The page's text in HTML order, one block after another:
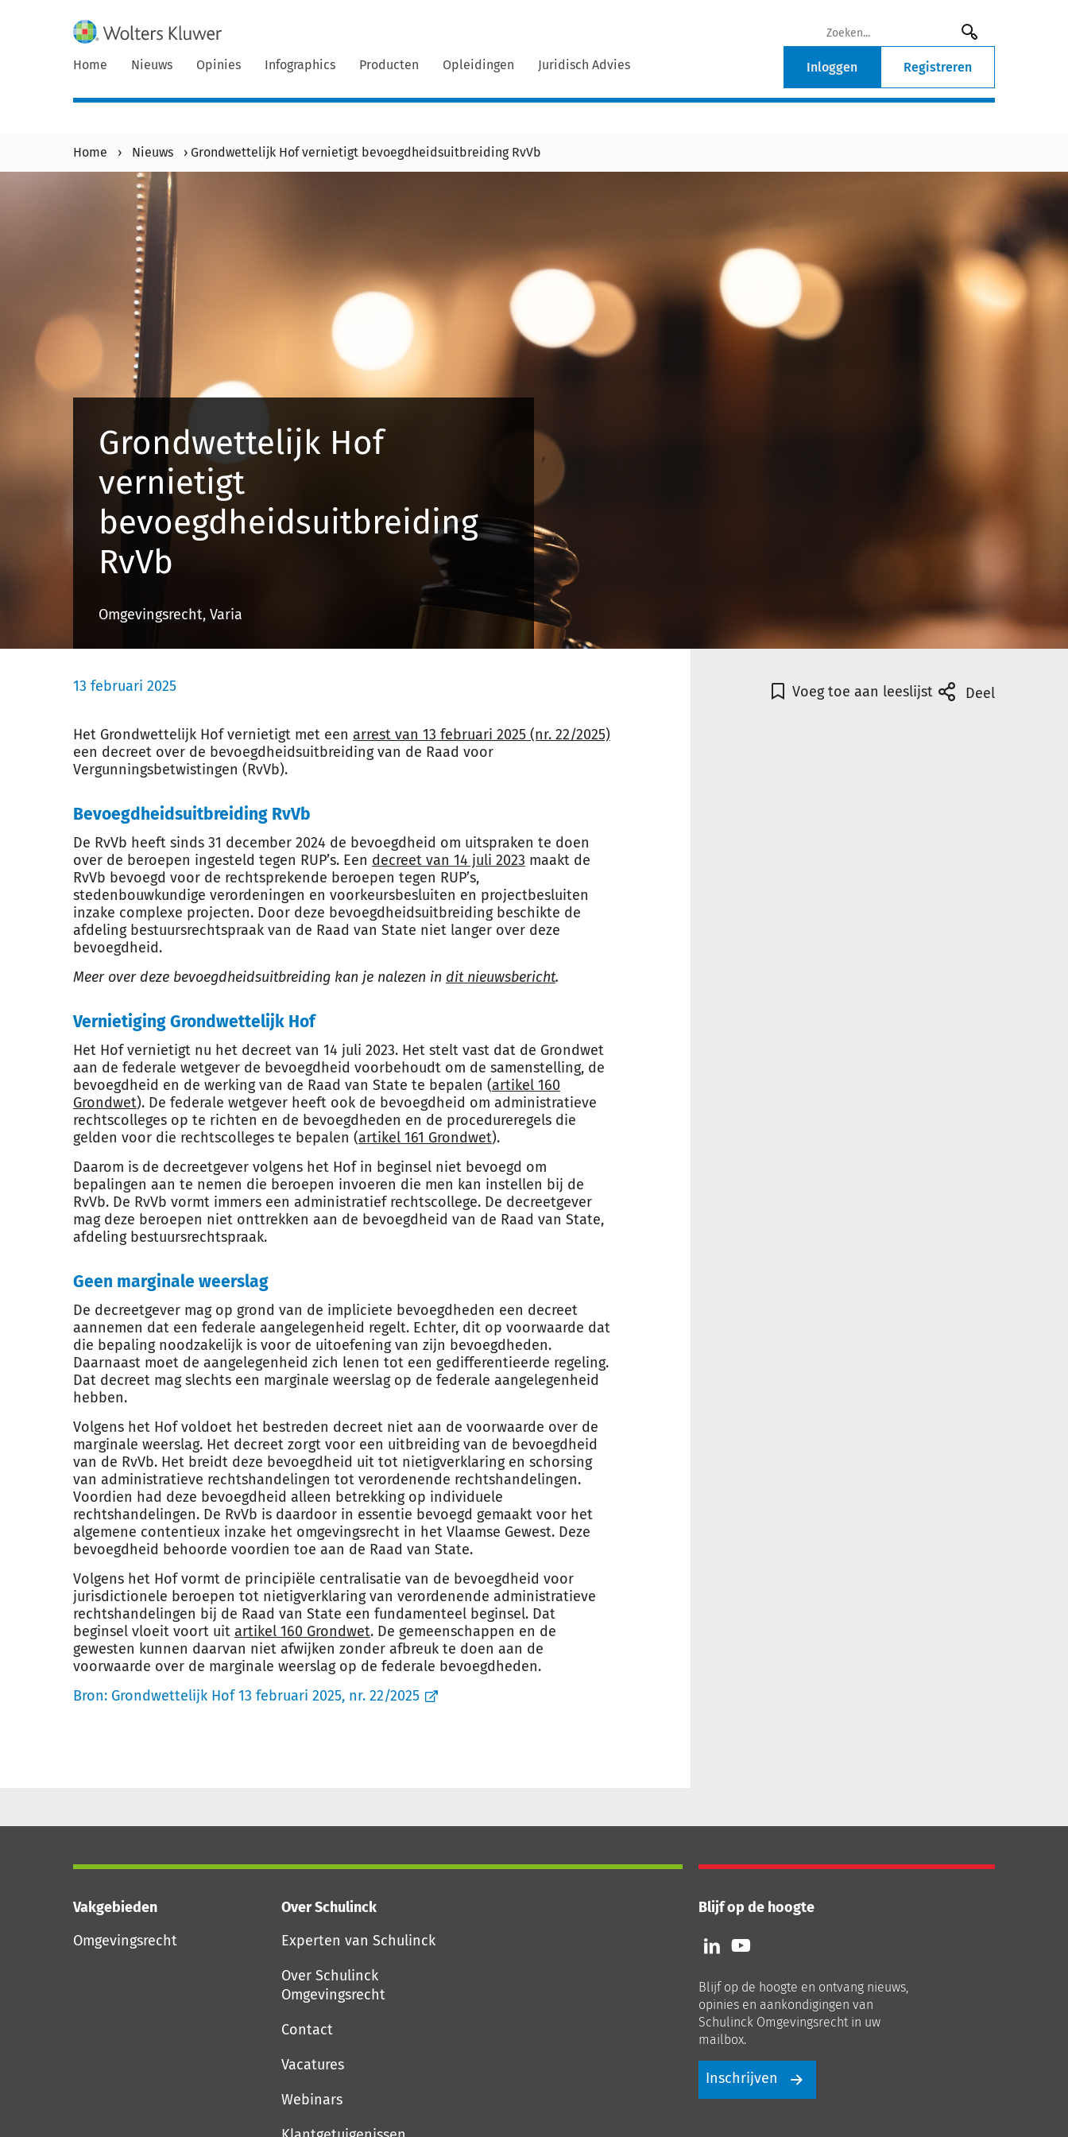
Home Nieuws Opinies Infographics Producten Opleidingen Juridisch Advies Inloggen Registreren
Home › Nieuws › Grondwettelijk Hof vernietigt bevoegdheidsuitbreiding RvVb
Grondwettelijk Hof
vernietigt
bevoegdheidsuitbreiding
RvVb
Omgevingsrecht, Varia
13 februari 2025
Het Grondwettelijk Hof vernietigt met een arrest van 13 februari 2025 (nr. 22/2025)
een decreet over de bevoegdheidsuitbreiding van de Raad voor
Vergunningsbetwistingen (RvVb).
Bevoegdheidsuitbreiding RvVb
De RvVb heeft sinds 31 december 2024 de bevoegdheid om uitspraken te doen
over de beroepen ingesteld tegen RUP’s. Een decreet van 14 juli 2023 maakt de
RvVb bevoegd voor de rechtsprekende beroepen tegen RUP’s,
stedenbouwkundige verordeningen en voorkeursbesluiten en projectbesluiten
inzake complexe projecten. Door deze bevoegdheidsuitbreiding beschikte de
afdeling bestuursrechtspraak van de Raad van State niet langer over deze
bevoegdheid.
Meer over deze bevoegdheidsuitbreiding kan je nalezen in dit nieuwsbericht.
Vernietiging Grondwettelijk Hof
Het Hof vernietigt nu het decreet van 14 juli 2023. Het stelt vast dat de Grondwet
aan de federale wetgever de bevoegdheid voorbehoudt om de samenstelling, de
bevoegdheid en de werking van de Raad van State te bepalen (artikel 160
Grondwet). De federale wetgever heeft ook de bevoegdheid om administratieve
rechtscolleges op te richten en de bevoegdheden en de procedureregels die
gelden voor die rechtscolleges te bepalen (artikel 161 Grondwet).
Daarom is de decreetgever volgens het Hof in beginsel niet bevoegd om
bepalingen aan te nemen die beroepen invoeren die men kan instellen bij de
RvVb. De RvVb vormt immers een administratief rechtscollege. De decreetgever
mag deze beroepen niet onttrekken aan de bevoegdheid van de Raad van State,
afdeling bestuursrechtspraak.
Geen marginale weerslag
De decreetgever mag op grond van de impliciete bevoegdheden een decreet
aannemen dat een federale aangelegenheid regelt. Echter, dit op voorwaarde dat
die bepaling noodzakelijk is voor de uitoefening van zijn bevoegdheden.
Daarnaast moet de aangelegenheid zich lenen tot een gedifferentieerde regeling.
Dat decreet mag slechts een marginale weerslag op de federale aangelegenheid
hebben.
Volgens het Hof voldoet het bestreden decreet niet aan de voorwaarde over de
marginale weerslag. Het decreet zorgt voor een uitbreiding van de bevoegdheid
van de RvVb. Het breidt deze bevoegdheid uit tot nietigverklaring en schorsing
van administratieve rechtshandelingen tot verordenende rechtshandelingen.
Voordien had deze bevoegdheid alleen betrekking op individuele
rechtshandelingen. De RvVb is daardoor in essentie bevoegd gemaakt voor het
algemene contentieux inzake het omgevingsrecht in het Vlaamse Gewest. Deze
bevoegdheid behoorde voordien toe aan de Raad van State.
Volgens het Hof vormt de principiële centralisatie van de bevoegdheid voor
jurisdictionele beroepen tot nietigverklaring van verordenende administratieve
rechtshandelingen bij de Raad van State een fundamenteel beginsel. Dat
beginsel vloeit voort uit artikel 160 Grondwet. De gemeenschappen en de
gewesten kunnen daarvan niet afwijken zonder afbreuk te doen aan de
voorwaarde over de marginale weerslag op de federale bevoegdheden.
Bron: Grondwettelijk Hof 13 februari 2025, nr. 22/2025
Voeg toe aan leeslijst Deel
Vakgebieden
Omgevingsrecht
Over Schulinck
Experten van Schulinck
Over Schulinck
Omgevingsrecht
Contact
Vacatures
Webinars
Blijf op de hoogte
Volg
ons
LinkedIn
Volg
ons
Youtube
Blijf op de hoogte en ontvang nieuws,
opinies en aankondigingen van
Schulinck Omgevingsrecht in uw
mailbox.
Inschrijven